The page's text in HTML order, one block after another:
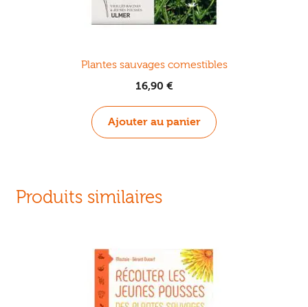
Plantes sauvages comestibles
16,90 €
Ajouter au panier
Produits similaires